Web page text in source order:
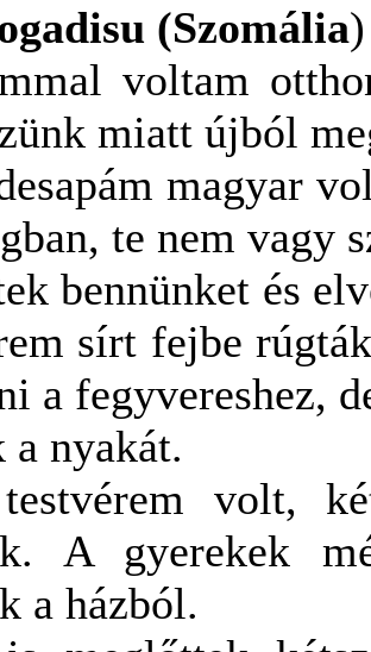
(Szomália)
voltam
miatt újból
magyar
te nem vagy
bennünket és
sírt fejbe
a fegyvereshez,
a nyakát.
volt,
A gyerekek
a házból.